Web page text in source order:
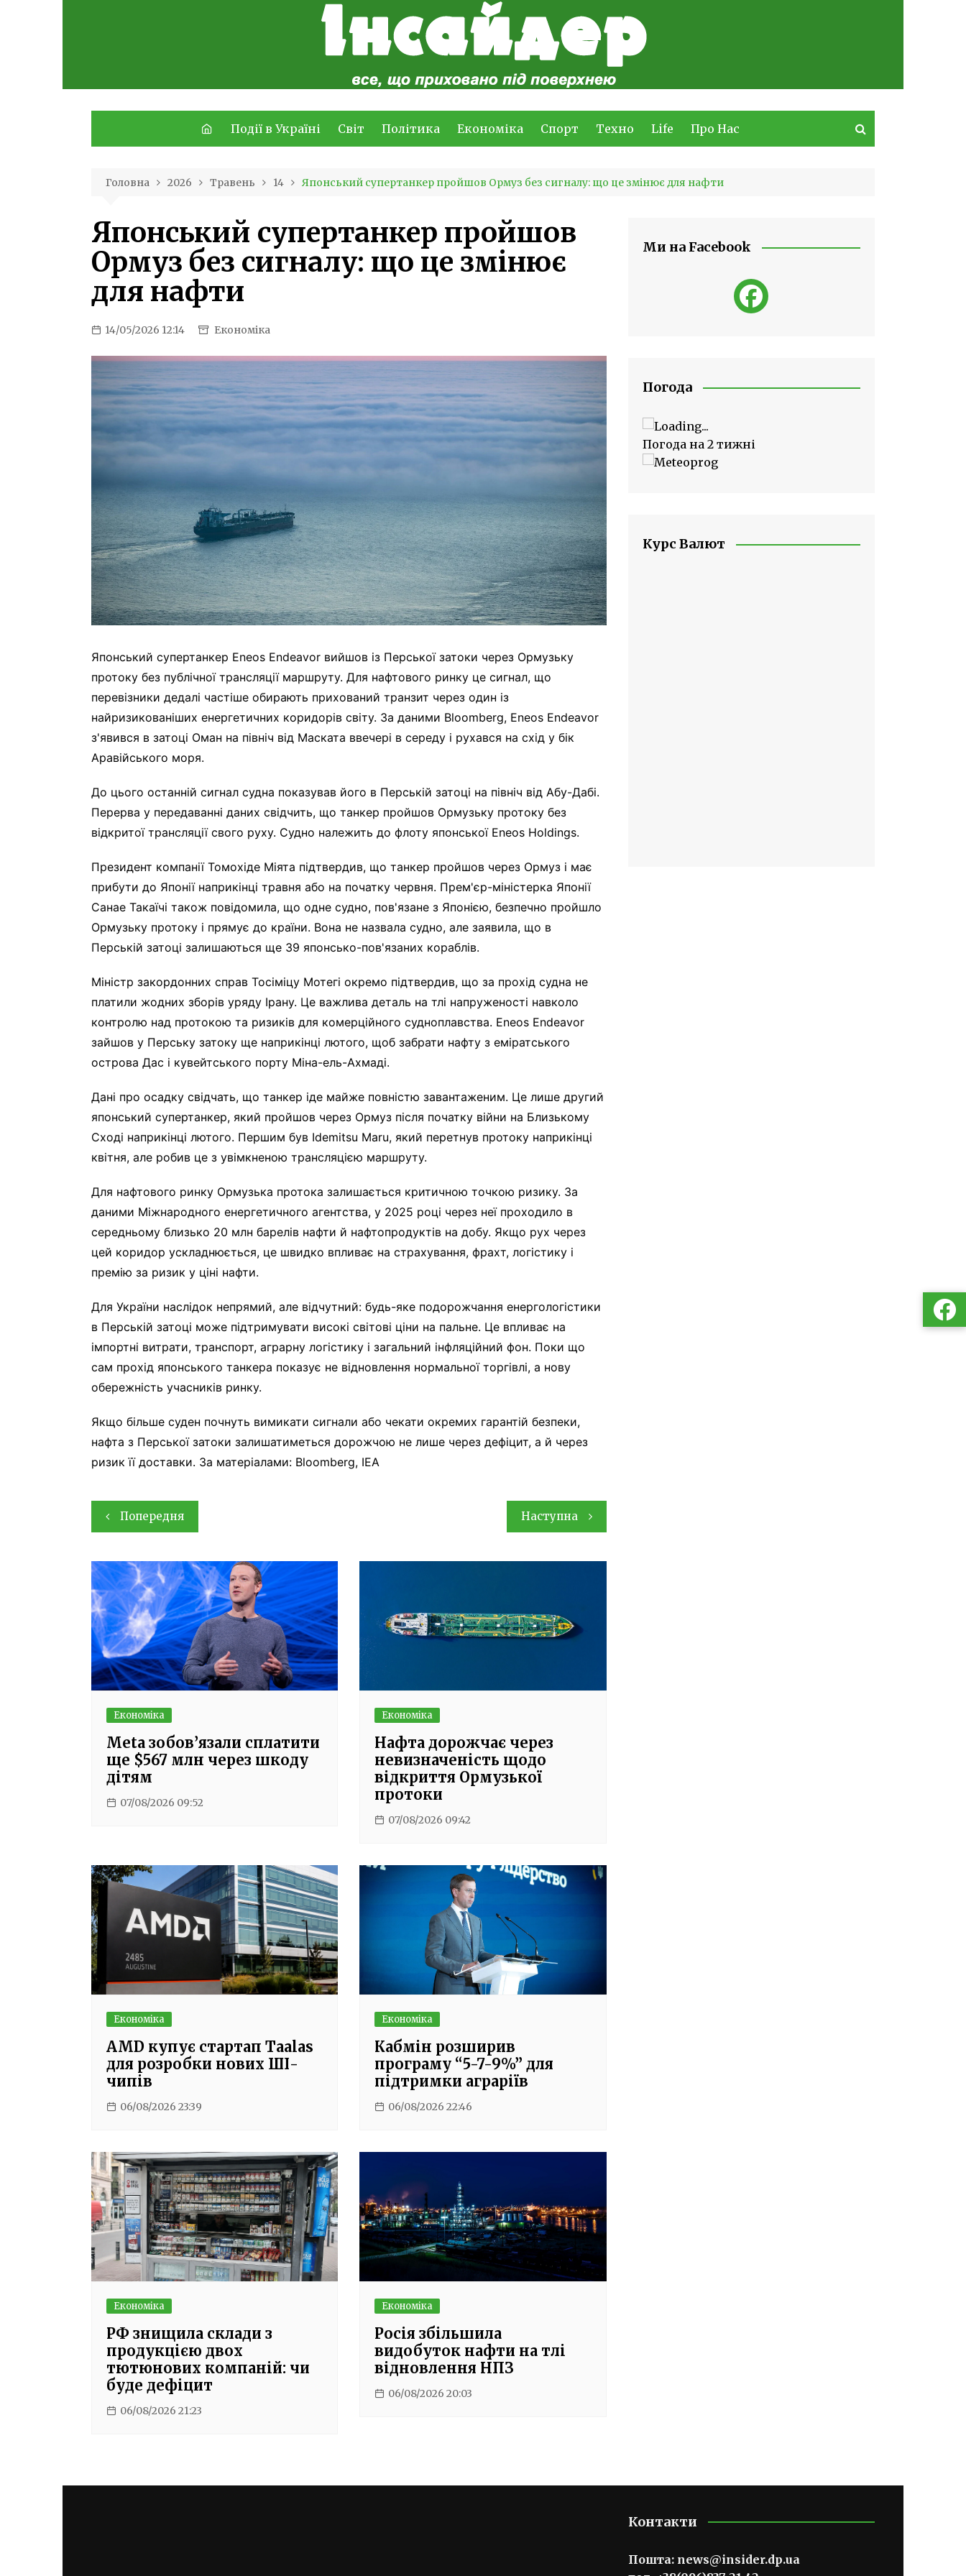
Події в Україні Світ Політика Економіка Спорт Техно Life Про Нас
Головна 2026 Травень 14 Японський супертанкер пройшов Ормуз без сигналу: що це змінює для нафти
Японський супертанкер пройшов
Ормуз без сигналу: що це змінює
для нафти
14/05/2026 12:14 Економіка
Японський супертанкер Eneos Endeavor вийшов із Перської затоки через Ормузьку
протоку без публічної трансляції маршруту. Для нафтового ринку це сигнал, що
перевізники дедалі частіше обирають прихований транзит через один із
найризикованіших енергетичних коридорів світу. За даними Bloomberg, Eneos Endeavor
з'явився в затоці Оман на північ від Маската ввечері в середу і рухався на схід у бік
Аравійського моря.
До цього останній сигнал судна показував його в Перській затоці на північ від Абу-Дабі.
Перерва у передаванні даних свідчить, що танкер пройшов Ормузьку протоку без
відкритої трансляції свого руху. Судно належить до флоту японської Eneos Holdings.
Президент компанії Томохіде Міятa підтвердив, що танкер пройшов через Ормуз і має
прибути до Японії наприкінці травня або на початку червня. Прем'єр-міністерка Японії
Санае Такаїчі також повідомила, що одне судно, пов'язане з Японією, безпечно пройшло
Ормузьку протоку і прямує до країни. Вона не назвала судно, але заявила, що в
Перській затоці залишаються ще 39 японсько-пов'язаних кораблів.
Міністр закордонних справ Тосіміцу Мотегі окремо підтвердив, що за прохід судна не
платили жодних зборів уряду Ірану. Це важлива деталь на тлі напруженості навколо
контролю над протокою та ризиків для комерційного судноплавства. Eneos Endeavor
зайшов у Перську затоку ще наприкінці лютого, щоб забрати нафту з еміратського
острова Дас і кувейтського порту Міна-ель-Ахмаді.
Дані про осадку свідчать, що танкер іде майже повністю завантаженим. Це лише другий
японський супертанкер, який пройшов через Ормуз після початку війни на Близькому
Сході наприкінці лютого. Першим був Idemitsu Maru, який перетнув протоку наприкінці
квітня, але робив це з увімкненою трансляцією маршруту.
Для нафтового ринку Ормузька протока залишається критичною точкою ризику. За
даними Міжнародного енергетичного агентства, у 2025 році через неї проходило в
середньому близько 20 млн барелів нафти й нафтопродуктів на добу. Якщо рух через
цей коридор ускладнюється, це швидко впливає на страхування, фрахт, логістику і
премію за ризик у ціні нафти.
Для України наслідок непрямий, але відчутний: будь-яке подорожчання енергологістики
в Перській затоці може підтримувати високі світові ціни на пальне. Це впливає на
імпортні витрати, транспорт, аграрну логістику і загальний інфляційний фон. Поки що
сам прохід японського танкера показує не відновлення нормальної торгівлі, а нову
обережність учасників ринку.
Якщо більше суден почнуть вимикати сигнали або чекати окремих гарантій безпеки,
нафта з Перської затоки залишатиметься дорожчою не лише через дефіцит, а й через
ризик її доставки. За матеріалами: Bloomberg, IEA
Навігація
записів
Попередня Наступна
Економіка
Meta зобов’язали сплатити
ще $567 млн через шкоду
дітям
07/08/2026 09:52
Економіка
Нафта дорожчає через
невизначеність щодо
відкриття Ормузької
протоки
07/08/2026 09:42
Економіка
AMD купує стартап Taalas
для розробки нових ШІ-
чипів
06/08/2026 23:39
Економіка
Кабмін розширив
програму “5-7-9%” для
підтримки аграріїв
06/08/2026 22:46
Економіка
РФ знищила склади з
продукцією двох
тютюнових компаній: чи
буде дефіцит
06/08/2026 21:23
Економіка
Росія збільшила
видобуток нафти на тлі
відновлення НПЗ
06/08/2026 20:03
Ми на Facebook
Погода
Погода на 2 тижні
Курс Валют
Контакти
Пошта: news@insider.dp.ua